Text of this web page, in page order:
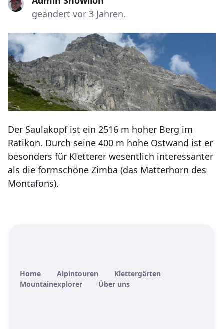
geändert vor 3 Jahren.
Der Saulakopf ist ein 2516 m hoher Berg im
Rätikon. Durch seine 400 m hohe Ostwand ist er
besonders für Kletterer wesentlich interessanter
als die formschöne Zimba (das Matterhorn des
Montafons).
Home Alpintouren
Klettergärten
Mountainexplorer
Über uns